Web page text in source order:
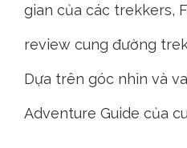
gian của các trekkers,
review cung đường
Dựa trên góc nhìn và
Adventure Guide của